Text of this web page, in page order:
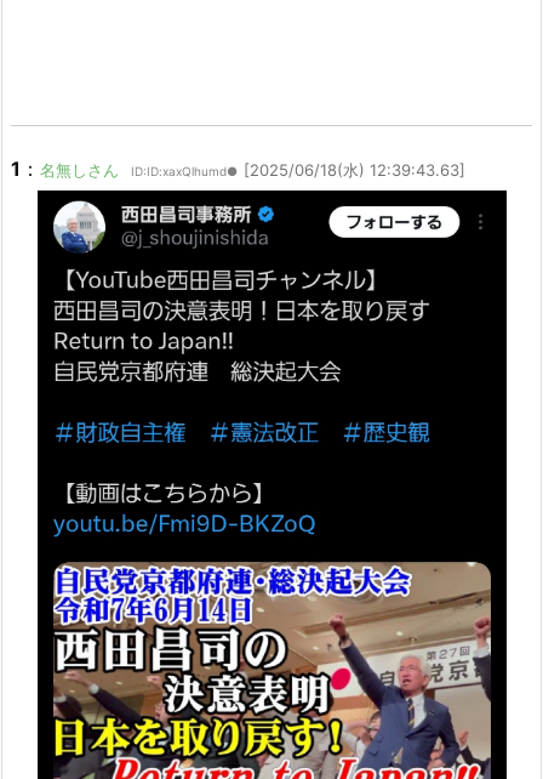
1 ： 名無しさん ID:ID:xaxQlhumd● [2025/06/18(水) 12:39:43.63]